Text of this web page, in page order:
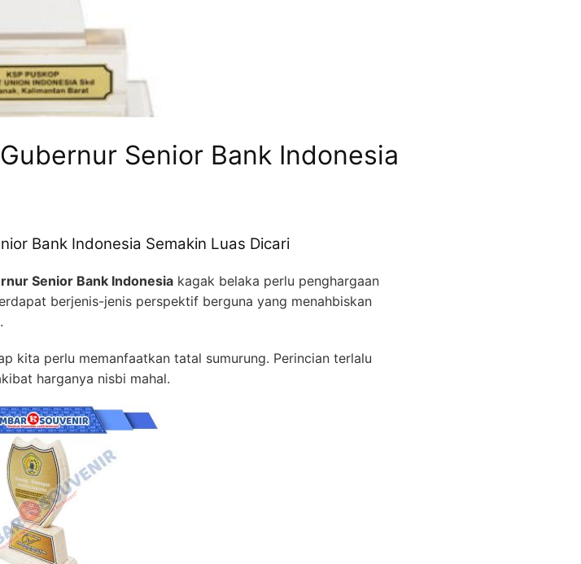
Senior Bank Indonesia
Bank Indonesia Semakin Luas Dicari
Senior Bank Indonesia kagak belaka perlu penghargaan
berjenis-jenis perspektif berguna yang menahbiskan
kita perlu memanfaatkan tatal sumurung. Perincian terlalu
harganya nisbi mahal.